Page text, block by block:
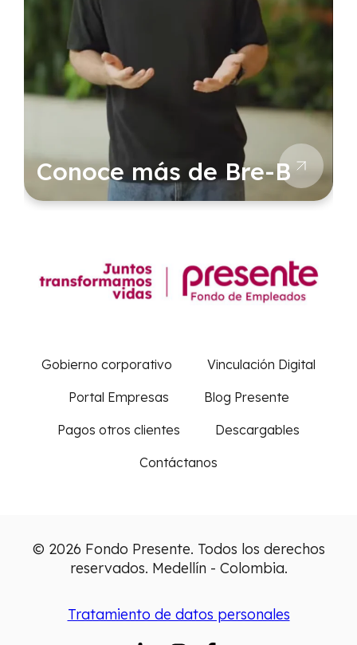
Conoce más de Bre-B
Gobierno corporativo Vinculación Digital
Portal Empresas Blog Presente
Pagos otros clientes Descargables
Contáctanos
© 2026 Fondo Presente. Todos los derechos
reservados. Medellín - Colombia.
Tratamiento de datos personales